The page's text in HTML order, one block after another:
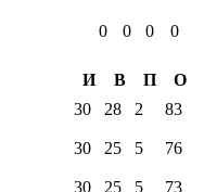
0 0 0
0
И В П
О
30 28 2 83
30 25 5 76
30 25 5 73